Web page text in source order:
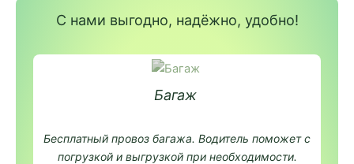
С нами выгодно, надёжно, удобно!
Багаж
Бесплатный провоз багажа. Водитель поможет с
погрузкой и выгрузкой при необходимости.